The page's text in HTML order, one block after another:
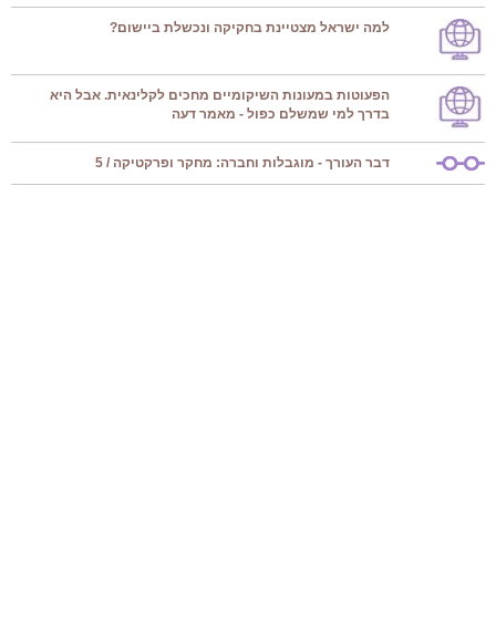
למה ישראל מצטיינת בחקיקה ונכשלת ביישום?
הפעוטות במעונות השיקומיים מחכים לקלינאית. אבל היא
בדרך למי שמשלם כפול - מאמר דעה
דבר העורך - מוגבלות וחברה: מחקר ופרקטיקה / 5